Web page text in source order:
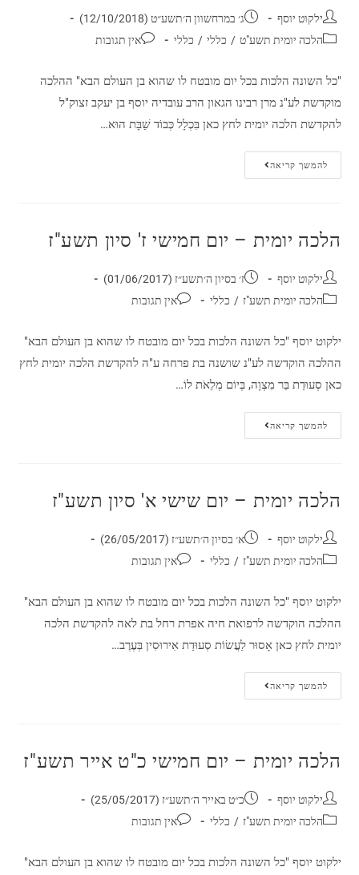
ילקוט יוסף
ג׳ במרחשוון ה׳תשע״ט (12/10/2018)
הלכה יומית תשע"ט / כללי / כללי אין תגובות
"כל השונה הלכות בכל יום מובטח לו שהוא בן העולם הבא" ההלכה
מוקדשת לע"נ מרן רבינו הגאון הרב עובדיה יוסף בן יעקב זצוק"ל
להקדשת הלכה יומית לחץ כאן בִּכְלָל כְּבוֹד שַׁבָּת הוּא…
להמשך קריאה
הלכה יומית – יום חמישי ז' סיון תשע"ז
ילקוט יוסף
ז׳ בסיון ה׳תשע״ז (01/06/2017)
הלכה יומית תשע"ז / כללי אין תגובות
ילקוט יוסף "כל השונה הלכות בכל יום מובטח לו שהוא בן העולם הבא"
ההלכה הוקדשה לע"נ שושנה בת פרחה ע"ה להקדשת הלכה יומית לחץ
כאן סְעוּדַת בַּר מִצְוָה, בְּיוֹם מְלֵאֹת לוֹ…
להמשך קריאה
הלכה יומית – יום שישי א' סיון תשע"ז
ילקוט יוסף
א׳ בסיון ה׳תשע״ז (26/05/2017)
הלכה יומית תשע"ז / כללי אין תגובות
ילקוט יוסף "כל השונה הלכות בכל יום מובטח לו שהוא בן העולם הבא"
ההלכה הוקדשה לרפואת חיה אפרת רחל בת לאה להקדשת הלכה
יומית לחץ כאן אָסוּר לַעֲשׂוֹת סְעוּדַת אִירוּסִין בְּעֶרֶב…
להמשך קריאה
הלכה יומית – יום חמישי כ"ט אייר תשע"ז
ילקוט יוסף
כ״ט באייר ה׳תשע״ז (25/05/2017)
הלכה יומית תשע"ז / כללי אין תגובות
ילקוט יוסף "כל השונה הלכות בכל יום מובטח לו שהוא בן העולם הבא"